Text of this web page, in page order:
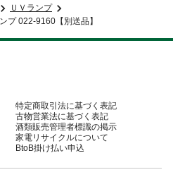
ＵＶランプ
プ 022-9160【別送品】
特定商取引法に基づく表記
古物営業法に基づく表記
酒類販売管理者標識の掲示
家電リサイクルについて
BtoB掛け払い申込